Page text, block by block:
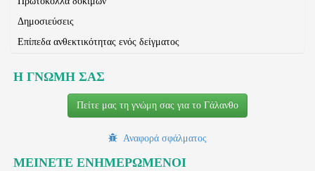
Δημοσιεύσεις
Επίπεδα ανθεκτικότητας ενός δείγματος
Η ΓΝΩΜΗ ΣΑΣ
Πείτε μας τη γνώμη σας για το Γάλανθο
Αναφορά σφάλματος
ΜΕΙΝΕΤΕ ΕΝΗΜΕΡΩΜΕΝΟΙ